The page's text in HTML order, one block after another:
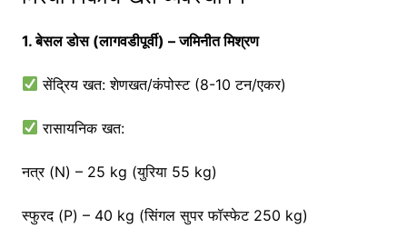
1. बेसल डोस (लागवडीपूर्वी) – जमिनीत मिश्रण
सेंद्रिय खत: शेणखत/कंपोस्ट (8-10 टन/एकर)
रासायनिक खत:
नत्र (N) – 25 kg (युरिया 55 kg)
स्फुरद (P) – 40 kg (सिंगल सुपर फॉस्फेट 250 kg)